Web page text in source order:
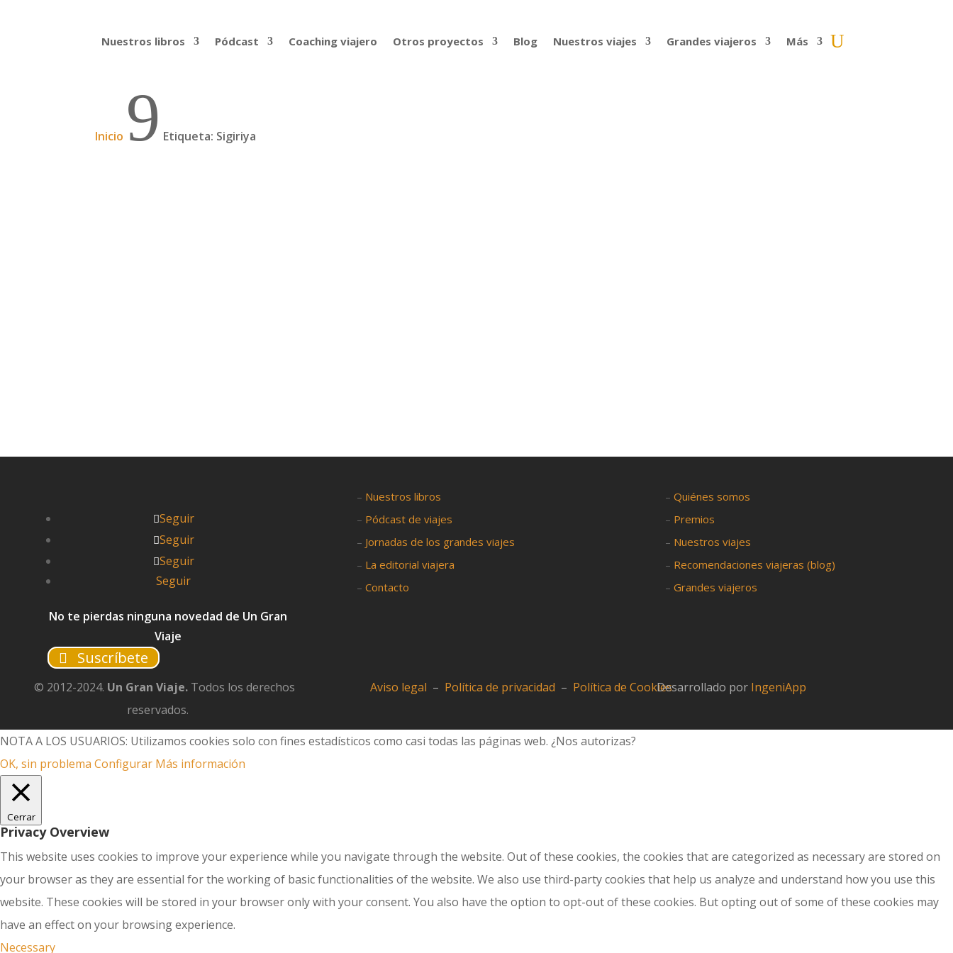
Nuestros libros Pódcast Coaching viajero Otros proyectos Blog Nuestros viajes Grandes viajeros Más
Inicio 9 Etiqueta: Sigiriya
Seguir
Seguir
Seguir
Seguir
No te pierdas ninguna novedad de Un Gran
Viaje
Suscríbete
– Nuestros libros
– Pódcast de viajes
– Jornadas de los grandes viajes
– La editorial viajera
– Contacto
–Quiénes somos
– Premios
– Nuestros viajes
– Recomendaciones viajeras (blog)
–Grandes viajeros
© 2012-2024. Un Gran Viaje. Todos los derechos
reservados.
Aviso legal – Política de privacidad – Política de CookiesDesarrollado por IngeniApp
NOTA A LOS USUARIOS: Utilizamos cookies solo con fines estadísticos como casi todas las páginas web. ¿Nos autorizas?
OK, sin problema Configurar Más información
Cerrar
Privacy Overview
This website uses cookies to improve your experience while you navigate through the website. Out of these cookies, the cookies that are categorized as necessary are stored on
your browser as they are essential for the working of basic functionalities of the website. We also use third-party cookies that help us analyze and understand how you use this
website. These cookies will be stored in your browser only with your consent. You also have the option to opt-out of these cookies. But opting out of some of these cookies may
have an effect on your browsing experience.
Necessary